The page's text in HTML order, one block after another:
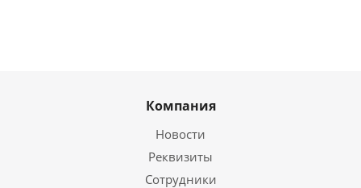
Компания
Новости
Реквизиты
Сотрудники